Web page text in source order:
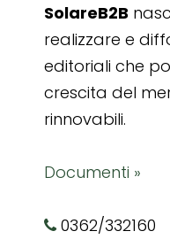
SolareB2B
realizzare e
editoriali che
crescita del
rinnovabili.
Documenti »
0362/332160